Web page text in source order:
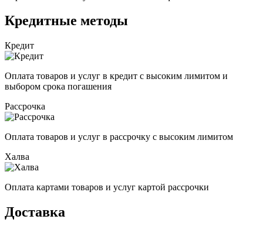
Кредитные методы
Кредит
Оплата товаров и услуг в кредит с высоким лимитом и
выбором срока погашения
Рассрочка
Оплата товаров и услуг в рассрочку с высоким лимитом
Халва
Оплата картами товаров и услуг картой рассрочки
Доставка